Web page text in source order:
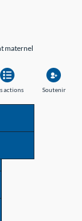
maternel
actions Soutenir